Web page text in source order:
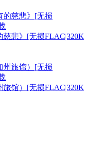
慈悲》[无损FLAC|320K
旅馆）[无损FLAC|320K